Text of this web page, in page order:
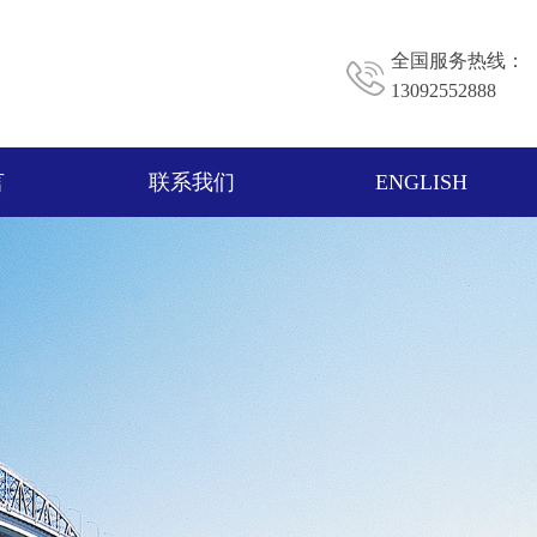
全国服务热线：
13092552888
联系我们 ENGLISH